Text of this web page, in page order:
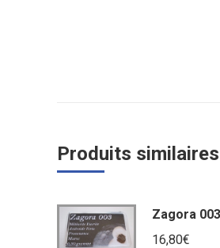
Produits similaires
Zagora
16,80€